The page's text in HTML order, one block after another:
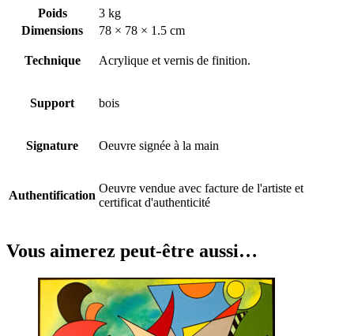
Poids
3 kg
Dimensions
78 × 78 × 1.5 cm
Technique Acrylique et vernis de finition.
Support bois
Signature Oeuvre signée à la main
Authentification
Oeuvre vendue avec facture de l'artiste et
certificat d'authenticité
Vous aimerez peut-être aussi…